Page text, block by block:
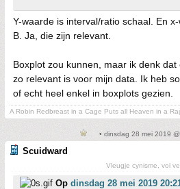
Y-waarde is interval/ratio schaal. En
B. Ja, die zijn relevant.
Boxplot zou kunnen, maar ik denk
zo relevant is voor mijn data. Ik heb
of echt heel enkel in boxplots gezien.
A Robin Redbreast in a Cage Puts all Heaven in a
• dinsdag 28 mei 2019
Scuidward
Vleugje cynisme, vol
Op dinsdag 28 mei 2019